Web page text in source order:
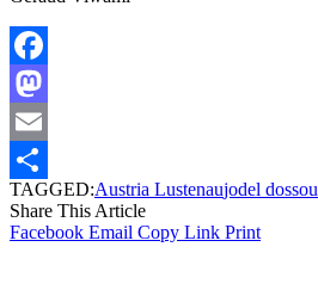
Facebook
Mastodon
Email
Partager
TAGGED:Austria Lustenaujodel dossou
Share This Article
Facebook Email Copy Link Print